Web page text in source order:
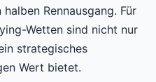
Rennausgang. Für
Wetten sind nicht nur
strategisches
Wert bietet.